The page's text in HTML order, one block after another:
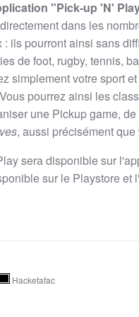
"Pick-up 'N' P
directement dans les
: ils pourront ainsi sans
de foot, rugby, tennis,
simplement votre sport
Vous pourrez ainsi les
une Pickupgame,
, aussi précisément
sera disponible sur
sur le Playstore et
Hacketafac